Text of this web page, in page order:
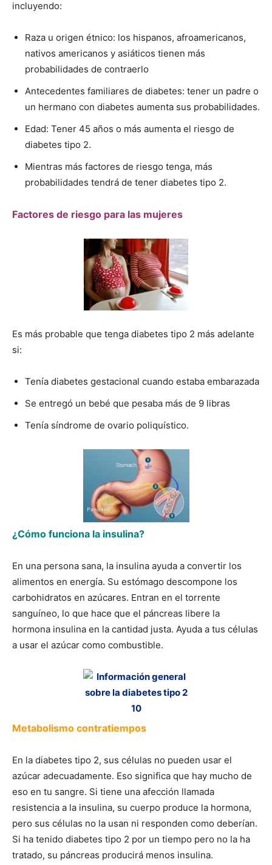
incluyendo:
Raza u origen étnico: los hispanos, afroamericanos,
nativos americanos y asiáticos tienen más
probabilidades de contraerlo
Antecedentes familiares de diabetes: tener un padre o
un hermano con diabetes aumenta sus probabilidades.
Edad: Tener 45 años o más aumenta el riesgo de
diabetes tipo 2.
Mientras más factores de riesgo tenga, más
probabilidades tendrá de tener diabetes tipo 2.
Factores de riesgo para las mujeres
Es más probable que tenga diabetes tipo 2 más adelante
si:
Tenía diabetes gestacional cuando estaba embarazada
Se entregó un bebé que pesaba más de 9 libras
Tenía síndrome de ovario poliquístico.
¿Cómo funciona la insulina?
En una persona sana, la insulina ayuda a convertir los
alimentos en energía. Su estómago descompone los
carbohidratos en azúcares. Entran en el torrente
sanguíneo, lo que hace que el páncreas libere la
hormona insulina en la cantidad justa. Ayuda a tus células
a usar el azúcar como combustible.
Metabolismo contratiempos
En la diabetes tipo 2, sus células no pueden usar el
azúcar adecuadamente. Eso significa que hay mucho de
eso en tu sangre. Si tiene una afección llamada
resistencia a la insulina, su cuerpo produce la hormona,
pero sus células no la usan ni responden como deberían.
Si ha tenido diabetes tipo 2 por un tiempo pero no la ha
tratado, su páncreas producirá menos insulina.